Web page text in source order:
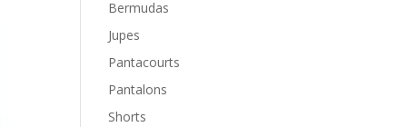
Bermudas
Jupes
Pantacourts
Pantalons
Shorts